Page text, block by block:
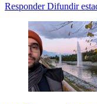
Responder Difundir